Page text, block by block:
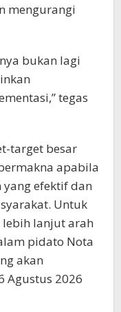
mengurangi
bukan lagi
tegas
target besar
apabila
efektif dan
Untuk
lanjut arah
pidato Nota
akan
Agustus 2026